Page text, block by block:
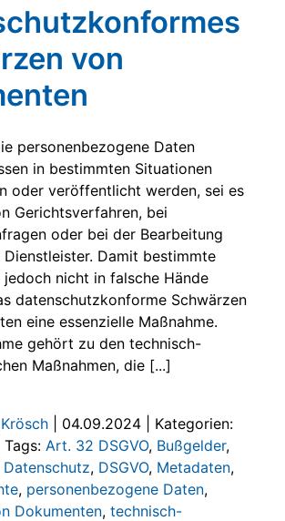
von
personenbezogene Daten
in bestimmten Situationen
oder veröffentlicht werden, sei es
Gerichtsverfahren, bei
oder bei der Bearbeitung
Damit bestimmte
nicht in falsche Hände
datenschutzkonforme Schwärzen
eine essenzielle Maßnahme.
gehört zu den technisch-
Maßnahmen, die [...]
04.09.2024
Kategorien:
Tags: Art. 32 DSGVO, Bußgelder,
Datenschutz, DSGVO, Metadaten,
, personenbezogene Daten,
Dokumenten, technisch-